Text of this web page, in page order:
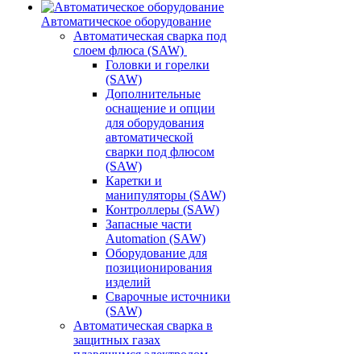
Автоматическое оборудование
Автоматическая сварка под
слоем флюса (SAW)
Головки и горелки
(SAW)
Дополнительные
оснащение и опции
для оборудования
автоматической
сварки под флюсом
(SAW)
Каретки и
манипуляторы (SAW)
Контроллеры (SAW)
Запасные части
Automation (SAW)
Оборудование для
позиционирования
изделий
Сварочные источники
(SAW)
Автоматическая сварка в
защитных газах